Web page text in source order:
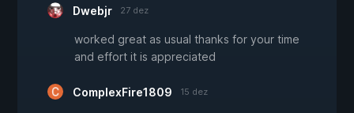
Dwebjr 27 dez
worked great as usual thanks for your time
and effort it is appreciated
ComplexFire1809 15 dez